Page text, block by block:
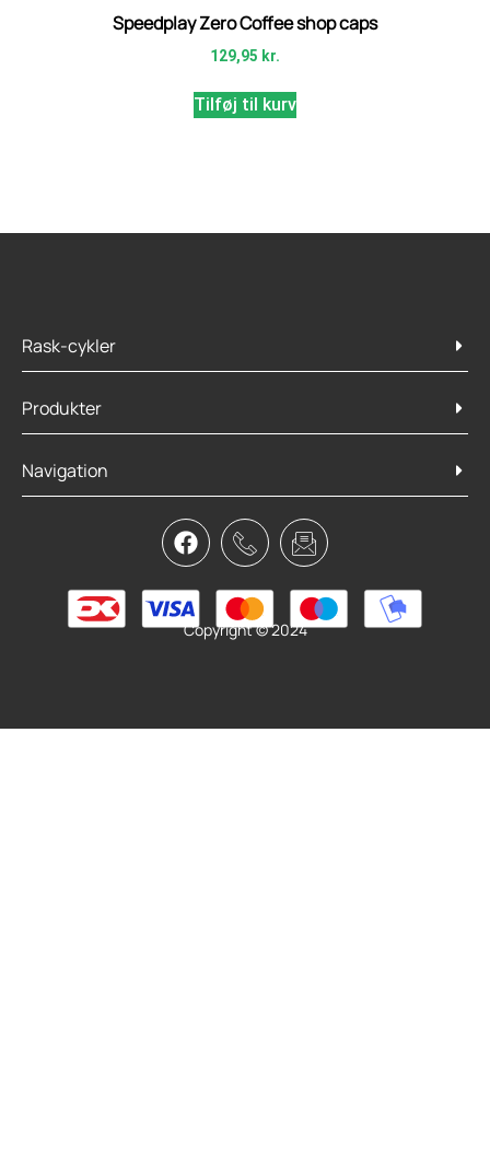
Speedplay Zero Coffee shop caps
129,95 kr.
Tilføj til kurv
Rask-cykler
Produkter
Navigation
Copyright © 2024